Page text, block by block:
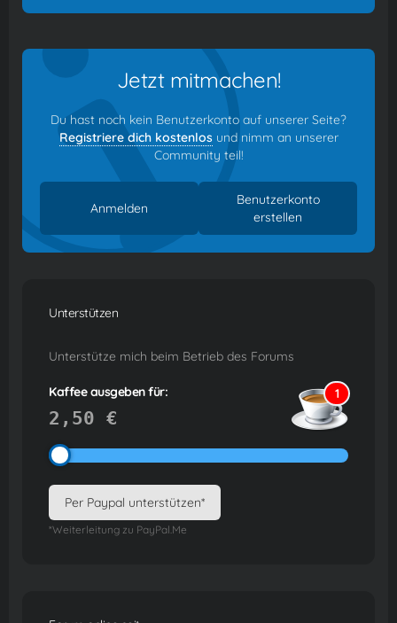
Jetzt mitmachen!
Du hast noch kein Benutzerkonto auf unserer Seite?
Registriere dich kostenlos und nimm an unserer
Community teil!
Benutzerkonto
erstellen
Anmelden
Unterstützen
Unterstütze mich beim Betrieb des Forums
Kaffee ausgeben für:
2,50 €
1
Per Paypal unterstützen*
*Weiterleitung zu PayPal.Me